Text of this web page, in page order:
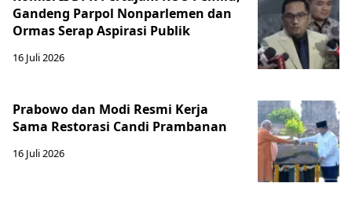
Gandeng Parpol Nonparlemen dan
Ormas Serap Aspirasi Publik
16 Juli 2026
Prabowo dan Modi Resmi Kerja
Sama Restorasi Candi Prambanan
16 Juli 2026